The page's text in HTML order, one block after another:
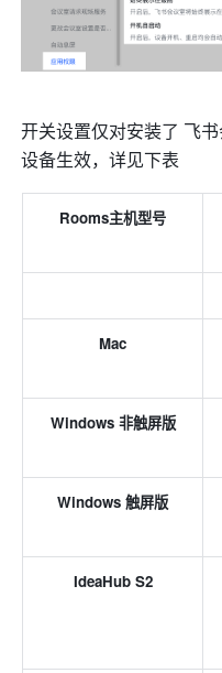
开关设置仅对安装了 飞
设备生效，详见下表
Rooms主机型号
Mac
Windows 非触屏版
Windows 触屏版
IdeaHub S2